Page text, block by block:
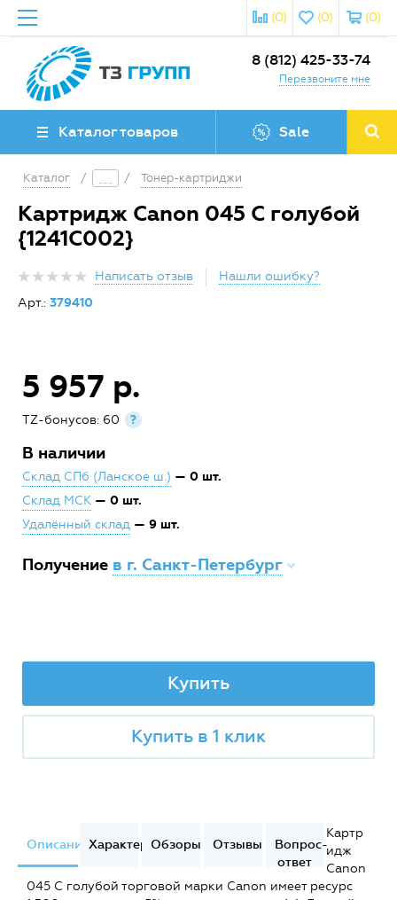
(0)
(0)
(0)
8 (812) 425-33-74
Перезвоните мне
Каталог товаров Sale
Каталог / / Тонер-картриджи
Картридж Canon 045 C голубой
{1241C002}
Написать отзыв
Нашли ошибку?
Арт.: 379410
5 957 р.
TZ-бонусов: 60 ?
В наличии
Склад СПб (Ланское ш.) — 0 шт.
Склад МСК — 0 шт.
Удалённый склад — 9 шт.
Получение в г. Санкт-Петербург
Купить
Купить в 1 клик
ОписаниеХарактеристики
Обзоры Отзывы
Вопрос-
ответ
Картр
идж
Canon
045 C голубой торговой марки Canon имеет ресурс